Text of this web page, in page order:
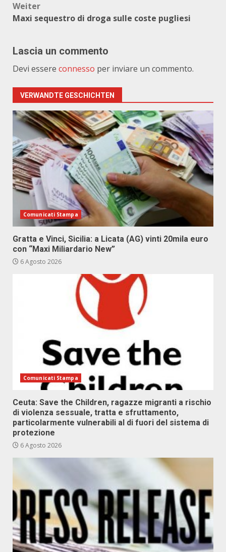
Weiter
Maxi sequestro di droga sulle coste pugliesi
Lascia un commento
Devi essere connesso per inviare un commento.
VERWANDTE GESCHICHTEN
Comunicati Stampa
Gratta e Vinci, Sicilia: a Licata (AG) vinti 20mila euro
con “Maxi Miliardario New”
6 Agosto 2026
Comunicati Stampa
Ceuta: Save the Children, ragazze migranti a rischio
di violenza sessuale, tratta e sfruttamento,
particolarmente vulnerabili al di fuori del sistema di
protezione
6 Agosto 2026